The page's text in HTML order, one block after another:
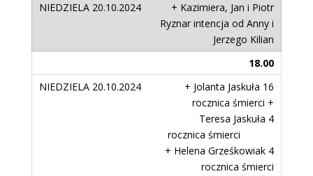
+ Kazimiera, Jan i Piotr
Ryznar intencja od Anny i
Jerzego Kilian
18.00
+ Jolanta Jaskuła 16
rocznica śmierci +
Teresa Jaskuła 4
rocznica śmierci
+ Helena Grześkowiak 4
rocznica śmierci